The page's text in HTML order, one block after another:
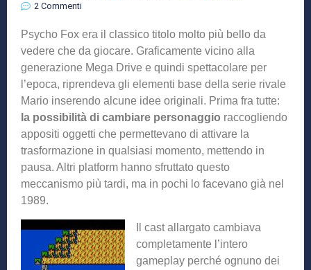
2 Commenti
Psycho Fox era il classico titolo molto più bello da
vedere che da giocare. Graficamente vicino alla
generazione Mega Drive e quindi spettacolare per
l’epoca, riprendeva gli elementi base della serie rivale
Mario inserendo alcune idee originali. Prima fra tutte:
la possibilità di cambiare personaggio raccogliendo
appositi oggetti che permettevano di attivare la
trasformazione in qualsiasi momento, mettendo in
pausa. Altri platform hanno sfruttato questo
meccanismo più tardi, ma in pochi lo facevano già nel
1989.
Il cast allargato cambiava
completamente l’intero
gameplay perché ognuno dei